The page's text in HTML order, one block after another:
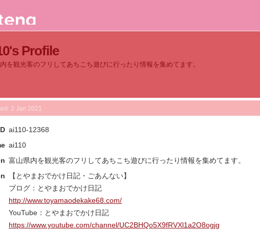
Profile
を観光客のフリしてあちこち遊びに行ったり情報を集めてます。
2 Jan 2021
ai110-12368
ai110
富山県内を観光客のフリしてあちこち遊びに行ったり情報を集めてます。
【とやまおでかけ日記・ごあんない】
ブログ：とやまおでかけ日記
http://www.toyamaodekake68.com/
YouTube：とやまおでかけ日記
https://www.youtube.com/channel/UC2BHQo5X9fRVXl1a2O8ogjg